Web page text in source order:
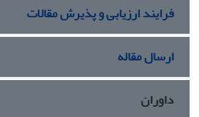
فرایند ارزیابی و پذیرش مقالات
ارسال مقاله
داوران